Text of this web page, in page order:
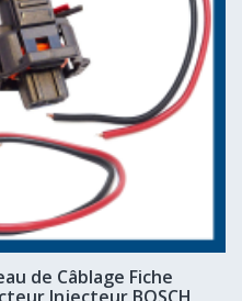
de Câblage Fiche